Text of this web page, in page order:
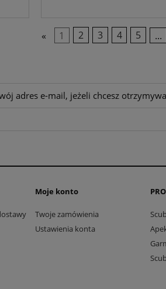
« 1 2 3 4 5 ...
adres e-mail, jeżeli chcesz
Moje konto
Twoje zamówienia
Ustawienia konta